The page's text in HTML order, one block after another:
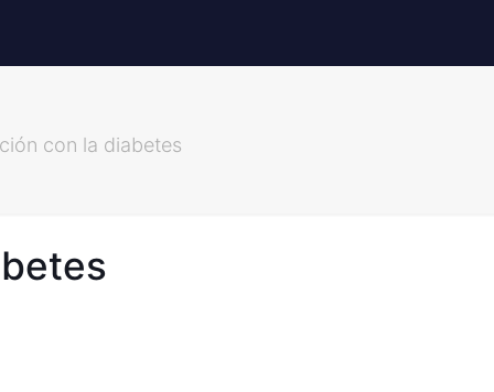
con la diabetes